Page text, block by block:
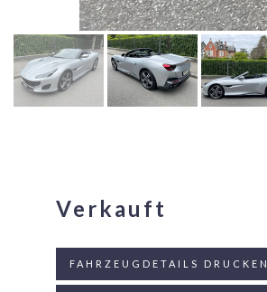
Verkauft
FAHRZEUGDETAILS DRUCKEN